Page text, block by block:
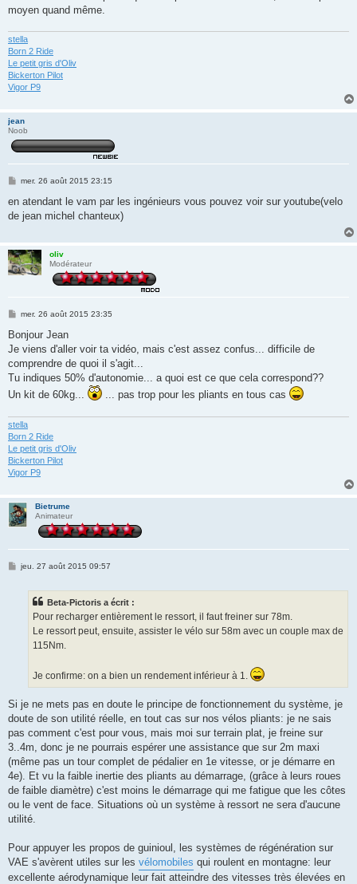
moyen quand même.
stella
Born 2 Ride
Le petit gris d'Oliv
Bickerton Pilot
Vigor P9
jean
Noob
M
s
a
mer. 26 août 2015 23:15
en atendant le vam par les ingénieurs vous pouvez voir sur youtube(velo
de jean michel chanteux)
oliv
Modérateur
M
s
a
g
mer. 26 août 2015 23:35
Bonjour Jean
Je viens d'aller voir ta vidéo, mais c'est assez confus... difficile de
comprendre de quoi il s'agit...
Tu indiques 50% d'autonomie... a quoi est ce que cela correspond??
Un kit de 60kg...
... pas trop pour les pliants en tous cas
stella
Born 2 Ride
Le petit gris d'Oliv
Bickerton Pilot
Vigor P9
Bietrume
Animateur
Mjeu. 27 août 2015 09:57
Beta-Pictoris a écrit :
Pour recharger entièrement le ressort, il faut freiner sur 78m.
Le ressort peut, ensuite, assister le vélo sur 58m avec un couple max de
115Nm.
Je confirme: on a bien un rendement inférieur à 1.
Si je ne mets pas en doute le principe de fonctionnement du système, je
doute de son utilité réelle, en tout cas sur nos vélos pliants: je ne sais
pas comment c'est pour vous, mais moi sur terrain plat, je freine sur
3..4m, donc je ne pourrais espérer une assistance que sur 2m maxi
(même pas un tour complet de pédalier en 1e vitesse, or je démarre en
4e). Et vu la faible inertie des pliants au démarrage, (grâce à leurs roues
de faible diamètre) c'est moins le démarrage qui me fatigue que les côtes
ou le vent de face. Situations où un système à ressort ne sera d'aucune
utilité.
Pour appuyer les propos de guinioul, les systèmes de régénération sur
VAE s'avèrent utiles sur les vélomobiles qui roulent en montagne: leur
excellente aérodynamique leur fait atteindre des vitesses très élevées en